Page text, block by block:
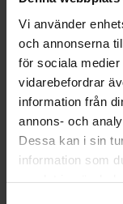
Vi använder
och annonserna
för sociala
vidarebefordrar
information från
annons- och
Dessa kan i sin
information som
perunasoseen
Jaa seos
kypsennä
avaa uunin
kohokkaat
Tarjoa
tai liha-, kala-
Ohje: Kotimaiset